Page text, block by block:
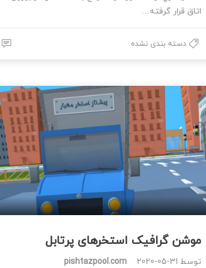
اتاق قرار گرفته…
دسته بندی نشده
موشن گرافیک استخرهای پرتابل
توسط pishtazpool.com
2020-05-31